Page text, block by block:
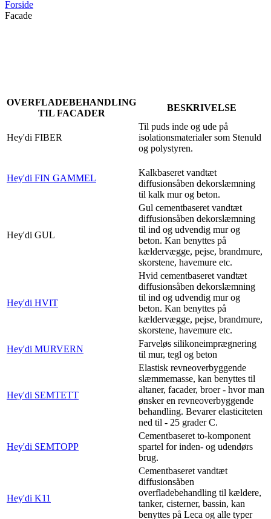
Forside
Facade
OVERFLADEBEHANDLING
TIL FACADER
BESKRIVELSE
Hey'di FIBER
Til puds inde og ude på
isolationsmaterialer som Stenuld
og polystyren.
Hey'di FIN GAMMEL
Kalkbaseret vandtæt
diffusionsåben dekorslæmning
til kalk mur og beton.
Hey'di GUL
Gul cementbaseret vandtæt
diffusionsåben dekorslæmning
til ind og udvendig mur og
beton. Kan benyttes på
kældervægge, pejse, brandmure,
skorstene, havemure etc.
Hey'di HVIT
Hvid cementbaseret vandtæt
diffusionsåben dekorslæmning
til ind og udvendig mur og
beton. Kan benyttes på
kældervægge, pejse, brandmure,
skorstene, havemure etc.
Hey'di MURVERN
Farveløs silikoneimprægnering
til mur, tegl og beton
Hey'di SEMTETT
Elastisk revneoverbyggende
slæmmemasse, kan benyttes til
altaner, facader, broer - hvor man
ønsker en revneoverbyggende
behandling. Bevarer elasticiteten
ned til - 25 grader C.
Hey'di SEMTOPP
Cementbaseret to-komponent
spartel for inden- og udendørs
brug.
Hey'di K11
Cementbaseret vandtæt
diffusionsåben
overfladebehandling til kældere,
tanker, cisterner, bassin, kan
benyttes på Leca og alle typer